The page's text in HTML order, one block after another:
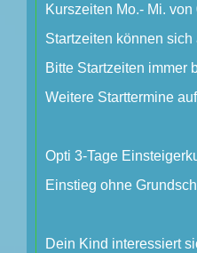
Kurszeiten Mo.- Mi.
Startzeiten können sich
Bitte Startzeiten immer
Weitere Starttermine
Opti 3-Tage
Einstieg ohne
Dein Kind interessiert